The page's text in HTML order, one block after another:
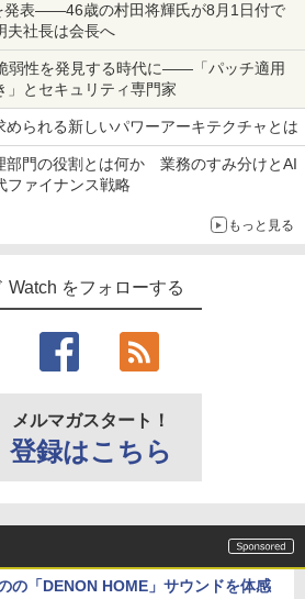
発表――46歳の村田将輝氏が8月1日付で
夫社長は会長へ
弱性を発見する時代に――「パッチ適用
」とセキュリティ専門家
められる新しいパワーアーキテクチャとは
部門の役割とは何か 業務のすみ分けとAI
ファイナンス戦略
もっと見る
Watch をフォローする
メルマガスタート！
登録はこちら
の「DENON HOME」サウンドを体感